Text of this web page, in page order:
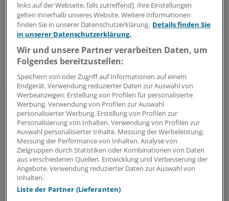
dass das System zukunftsfest aufgestellt werde.
LautGesundheitsministerin Nina Warken(CDU) droht
der Pflegeversicherung im nächsten Jahr ein Defizit in
Höhe von 7,5 Milliarden Euro und im Jahr 2028 sogar ein
Minus von bis zu 15 Milliarden Euro.
Weitere Erkenntnisse aus der MD-
Statistik
2025 wurden gutdrei Millionen Versicherte
begutachtet. Pflegegrad 1 erhielten 29 Prozent
der Antragsteller; 34,5 ProzentPflegegrad 2
11,6 Prozent Pflegegrad 3. Weitere 2,6 Prozent
bekamen Pflegegrad 4 und 0,9 Prozent
links auf der Webseite, falls zutreffend]. Ihre Einstellungen
gelten innerhalb unseres Website. Weitere Informationen
finden Sie in unserer Datenschutzerklärung. Details finden Sie
in unserer Datenschutzerklärung.
Wir und unsere Partner verarbeiten Daten, um
Folgendes bereitzustellen:
Speichern von oder Zugriff auf Informationen auf einem
Endgerät. Verwendung reduzierter Daten zur Auswahl von
Werbeanzeigen. Erstellung von Profilen für personalisierte
Werbung. Verwendung von Profilen zur Auswahl
personalisierter Werbung. Erstellung von Profilen zur
Personalisierung von Inhalten. Verwendung von Profilen zur
Auswahl personalisierter Inhalte. Messung der Werbeleistung.
Messung der Performance von Inhalten. Analyse von
Zielgruppen durch Statistiken oder Kombinationen von Daten
aus verschiedenen Quellen. Entwicklung und Verbesserung der
Angebote. Verwendung reduzierter Daten zur Auswahl von
Inhalten.
Liste der Partner (Lieferanten)